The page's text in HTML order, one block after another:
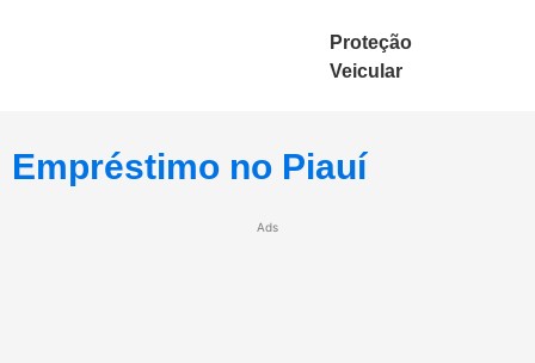
Proteção
Veicular
Empréstimo no Piauí
Ads